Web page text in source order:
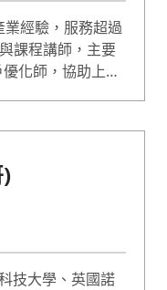
經驗，服務超過
課程講師，主要
化師，協助上百
副理，負責掌握
前擔任多間企業
。
技大學、英國諾